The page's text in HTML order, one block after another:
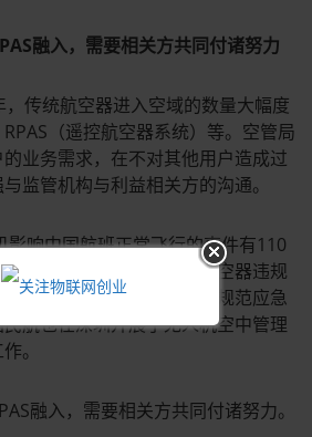
融入，需要相关方共同付诸努力
传统航空器进入空域的数量大幅度
（遥控航空器系统）等。空管局
业务需求，在不对其他用户造成过
监管机构与利益相关方的沟通。
影响中国航班正常飞行的事件有110
局制定了民用无人驾驶航空器违规
制单位的应急处置能力，规范应急
航也在深圳开展了无人机空中管理
。
融入，需要相关方共同付诸努力。